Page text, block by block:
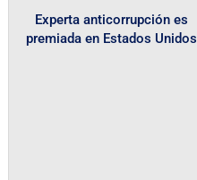
Experta anticorrupción es
premiada en Estados Unidos